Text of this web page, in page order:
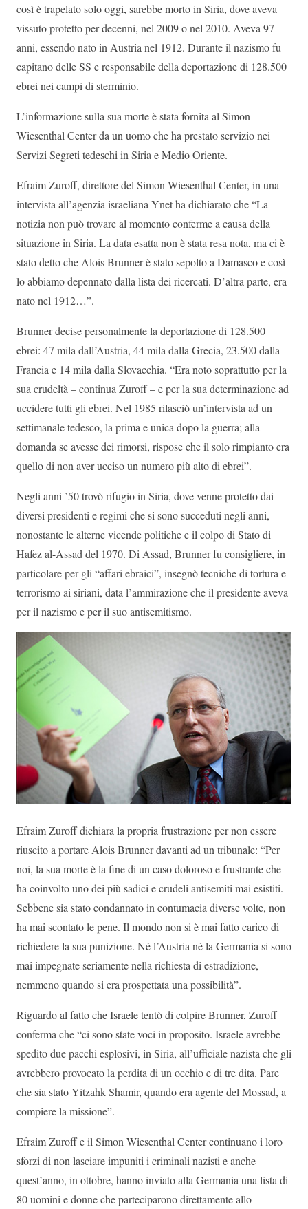
così è trapelato solo oggi, sarebbe morto in Siria, dove aveva
vissuto protetto per decenni, nel 2009 o nel 2010. Aveva 97
anni, essendo nato in Austria nel 1912. Durante il nazismo fu
capitano delle SS e responsabile della deportazione di 128.500
ebrei nei campi di sterminio.
L’informazione sulla sua morte è stata fornita al Simon
Wiesenthal Center da un uomo che ha prestato servizio nei
Servizi Segreti tedeschi in Siria e Medio Oriente.
Efraim Zuroff, direttore del Simon Wiesenthal Center, in una
intervista all’agenzia israeliana Ynet ha dichiarato che “La
notizia non può trovare al momento conferme a causa della
situazione in Siria. La data esatta non è stata resa nota, ma ci è
stato detto che Alois Brunner è stato sepolto a Damasco e così
lo abbiamo depennato dalla lista dei ricercati. D’altra parte, era
nato nel 1912…”.
Brunner decise personalmente la deportazione di 128.500
ebrei: 47 mila dall’Austria, 44 mila dalla Grecia, 23.500 dalla
Francia e 14 mila dalla Slovacchia. “Era noto soprattutto per la
sua crudeltà – continua Zuroff – e per la sua determinazione ad
uccidere tutti gli ebrei. Nel 1985 rilasciò un’intervista ad un
settimanale tedesco, la prima e unica dopo la guerra; alla
domanda se avesse dei rimorsi, rispose che il solo rimpianto era
quello di non aver ucciso un numero più alto di ebrei”.
Negli anni ’50 trovò rifugio in Siria, dove venne protetto dai
diversi presidenti e regimi che si sono succeduti negli anni,
nonostante le alterne vicende politiche e il colpo di Stato di
Hafez al-Assad del 1970. Di Assad, Brunner fu consigliere, in
particolare per gli “affari ebraici”, insegnò tecniche di tortura e
terrorismo ai siriani, data l’ammirazione che il presidente aveva
per il nazismo e per il suo antisemitismo.
Efraim Zuroff dichiara la propria frustrazione per non essere
riuscito a portare Alois Brunner davanti ad un tribunale: “Per
noi, la sua morte è la fine di un caso doloroso e frustrante che
ha coinvolto uno dei più sadici e crudeli antisemiti mai esistiti.
Sebbene sia stato condannato in contumacia diverse volte, non
ha mai scontato le pene. Il mondo non si è mai fatto carico di
richiedere la sua punizione. Né l’Austria né la Germania si sono
mai impegnate seriamente nella richiesta di estradizione,
nemmeno quando si era prospettata una possibilità”.
Riguardo al fatto che Israele tentò di colpire Brunner, Zuroff
conferma che “ci sono state voci in proposito. Israele avrebbe
spedito due pacchi esplosivi, in Siria, all’ufficiale nazista che gli
avrebbero provocato la perdita di un occhio e di tre dita. Pare
che sia stato Yitzahk Shamir, quando era agente del Mossad, a
compiere la missione”.
Efraim Zuroff e il Simon Wiesenthal Center continuano i loro
sforzi di non lasciare impuniti i criminali nazisti e anche
quest’anno, in ottobre, hanno inviato alla Germania una lista di
80 uomini e donne che parteciparono direttamente allo